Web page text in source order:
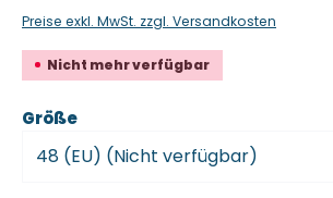
Preise exkl. MwSt. zzgl. Versandkosten
Nicht mehr verfügbar
Größeauswählen